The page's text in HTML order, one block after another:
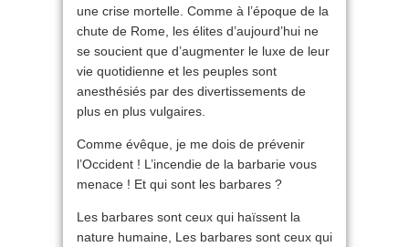
une crise mortelle. Comme à l’époque de la
chute de Rome, les élites d’aujourd’hui ne
se soucient que d’augmenter le luxe de leur
vie quotidienne et les peuples sont
anesthésiés par des divertissements de
plus en plus vulgaires.
Comme évêque, je me dois de prévenir
l’Occident ! L’incendie de la barbarie vous
menace ! Et qui sont les barbares ?
Les barbares sont ceux qui haïssent la
nature humaine, Les barbares sont ceux qui